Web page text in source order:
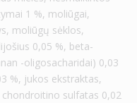
1 %, moliūgai,
moliūgų sėklos,
0,05 %, beta-
-oligosacharidai) 0,03
%, jukos ekstraktas,
sulfatas 0,02